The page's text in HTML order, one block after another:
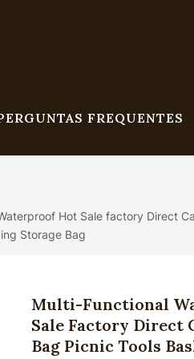
FREQUENTES
Hot Sale factory Direct
Storage Bag
Multi-Functional
Sale Factory Direct
Bag Picnic Tools